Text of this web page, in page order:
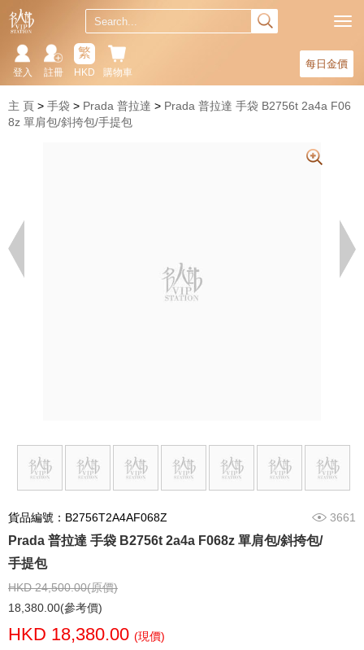
每日金價
購物車
繁
HKD
註冊
登入
主 頁 手袋 Prada 普拉達
Prada 普拉達 手袋 B2756t 2a4a F06
8z 單肩包/斜挎包/手提包
貨品編號：B2756T2A4AF068Z 3661
Prada 普拉達 手袋 B2756t 2a4a F068z 單肩包/斜挎包/
手提包
HKD 24,500.00(原價)
18,380.00(參考價)
HKD 18,380.00 (現價)